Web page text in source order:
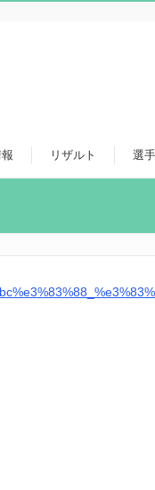
リザルト 選手